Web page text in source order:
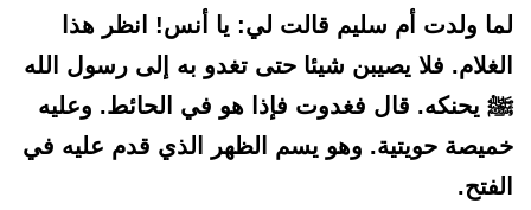
لما ولدت أم سليم قالت لي: يا أنس! انظر هذا
الغلام. فلا يصيبن شيئا حتى تغدو به إلى رسول الله
ﷺ يحنكه. قال فغدوت فإذا هو في الحائط. وعليه
خميصة حويتية. وهو يسم الظهر الذي قدم عليه في
الفتح.